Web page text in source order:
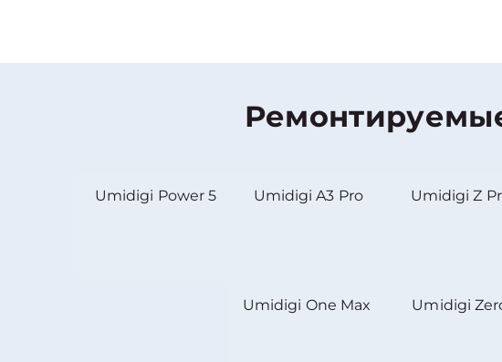
Umidigi Power 5 Umidigi A3 Pro Umidigi Z
Umidigi One Max Umidigi